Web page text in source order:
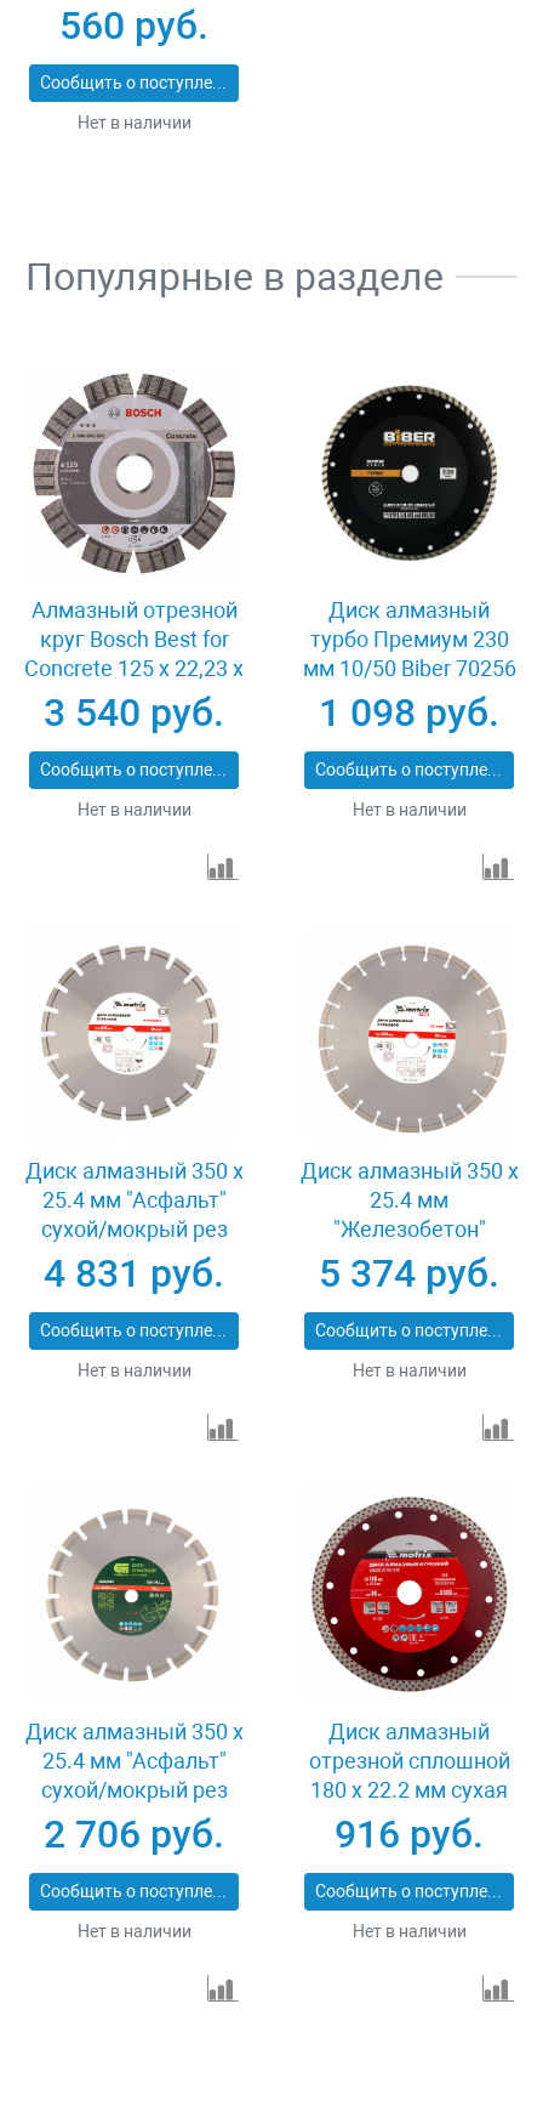
30
560 руб.
Сообщить о поступлении
Нет в наличии
Популярные в разделе
Алмазный отрезной
круг Bosch Best for
Concrete 125 x 22,23 x
2,2 x 12 mm
3 540 руб.
Сообщить о поступлении
Нет в наличии
Диск алмазный
турбо Премиум 230
мм 10/50 Biber 70256
1 098 руб.
Сообщить о поступлении
Нет в наличии
Диск алмазный 350 х
25.4 мм "Асфальт"
сухой/мокрый рез
Pro Matrix 731073
4 831 руб.
Сообщить о поступлении
Нет в наличии
Диск алмазный 350 х
25.4 мм
"Железобетон"
сухой/мокрый рез
Pro Matrix 731103
5 374 руб.
Сообщить о поступлении
Нет в наличии
Диск алмазный 350 х
25.4 мм "Асфальт"
сухой/мокрый рез
Сибртех 731013
2 706 руб.
Сообщить о поступлении
Нет в наличии
Диск алмазный
отрезной сплошной
180 х 22.2 мм сухая
резка Matrix
Professional 73128
916 руб.
Сообщить о поступлении
Нет в наличии